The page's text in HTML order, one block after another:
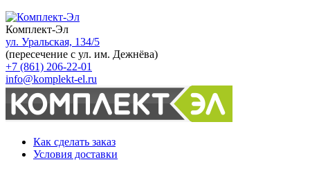
Комплект-Эл
ул. Уральская, 134/5
(пересечение с ул. им. Дежнёва)
+7 (861) 206-22-01
info@komplekt-el.ru
Как сделать заказ
Условия доставки